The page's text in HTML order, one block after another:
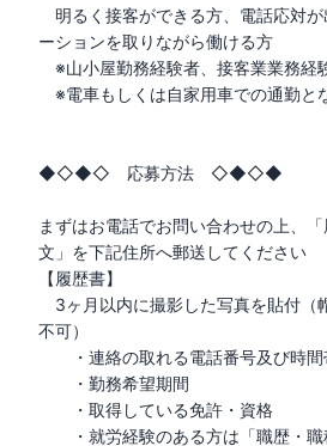
明るく接客ができる方、電話応対
ーションを取りながら働ける方
※山小屋勤務経験者、接客業業務経
※電車もしくは自家用車での通勤と
◆◇◆◇　応募方法　◇◆◇◆
まずはお電話でお問い合わせの上、
文」を下記住所へ郵送してください
【履歴書】
3ヶ月以内に撮影した写真を貼付（
不可）
・連絡の取れる電話番号及び時間
・勤務希望期間
・取得している免許・資格
・就労経験のある方は「職歴・職